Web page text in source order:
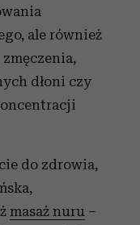
ale również
dłoni czy
do zdrowia,
masaż nuru –